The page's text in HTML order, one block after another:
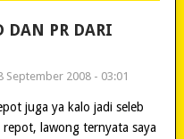
DAN PR DARI
September 2008 - 03:01
juga ya kalo jadi seleb
lawong ternyata saya